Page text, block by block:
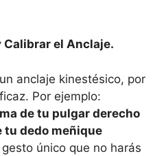
Calibrar el Anclaje.
anclaje kinestésico, por
Por ejemplo:
de tu pulgar derecho
tu dedo meñique
gesto único que no harás